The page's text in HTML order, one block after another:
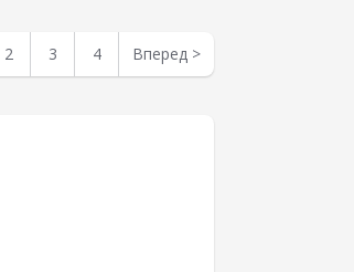
2 3 4 Вперед >